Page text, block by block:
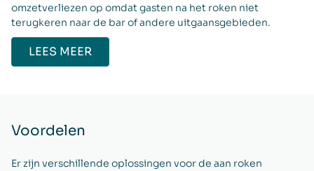
omzetverliezen op omdat gasten na het roken niet
terugkeren naar de bar of andere uitgaansgebieden.
LEES MEER
Voordelen
Er zijn verschillende oplossingen voor de aan roken